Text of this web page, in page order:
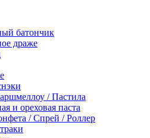
батончик
драже
/ Пастила
и ореховая паста
/ Спрей / Роллер